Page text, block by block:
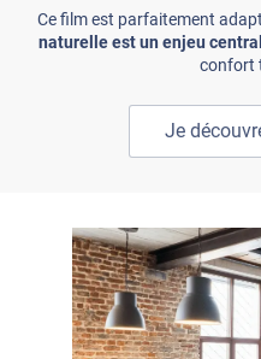
Ce film est parfaitement
naturelle est un enjeu central
confort
Je